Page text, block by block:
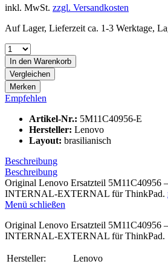
inkl. MwSt. zzgl. Versandkosten
Auf Lager, Lieferzeit ca. 1-3 Werktage,
In den Warenkorb
Vergleichen
Merken
Empfehlen
Artikel-Nr.: 5M11C40956-E
Hersteller: Lenovo
Layout: brasilianisch
Beschreibung
Beschreibung
Original Lenovo Ersatzteil
INTERNAL-EXTERNAL für ThinkPad.
Menü schließen
Original Lenovo Ersatzteil
INTERNAL-EXTERNAL für ThinkPad.
Hersteller:
Lenovo